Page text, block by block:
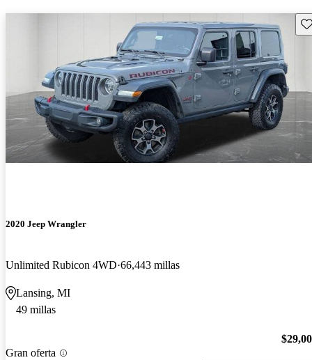
2020 Jeep Wrangler
Unlimited Rubicon 4WD 66,443 millas
Lansing, MI
49 millas
Gran oferta